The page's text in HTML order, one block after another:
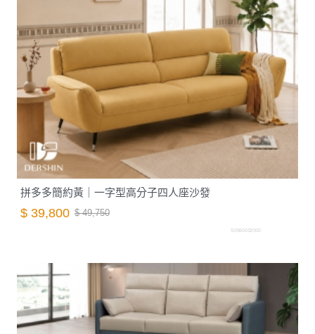
拼多多簡約黃｜一字型高分子四人座沙發
$ 39,800 $ 49,750
S0560032000